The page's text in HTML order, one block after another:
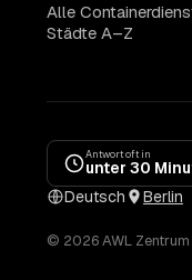
Alle
Städte A–Z
Antwort oft in
unter 30
Deutsch
Berlin
© 2026 AWL Zentrum